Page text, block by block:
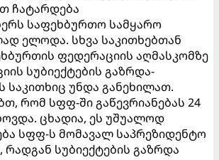
ჩატარდება
საფეხბურთო სამყარო
ელოდა. სხვა საკითხებთან
ფედერაციის აღმასკომზე
სუბიექტების გაზრდა-
საკითხიც უნდა განეხილათ.
რომ სფფ-ში გაწევრიანებას 24
ცხადია, ეს უშუალოდ
სფფ-ს მომავალ საპრეზიდენტო
რადგან სუბიექტების გაზრდა